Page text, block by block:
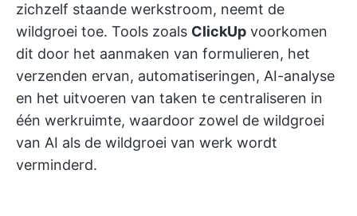
zichzelf staande werkstroom, neemt de
wildgroei toe. Tools zoals ClickUp voorkomen
dit door het aanmaken van formulieren, het
verzenden ervan, automatiseringen, AI-analyse
en het uitvoeren van taken te centraliseren in
één werkruimte, waardoor zowel de wildgroei
van AI als de wildgroei van werk wordt
verminderd.